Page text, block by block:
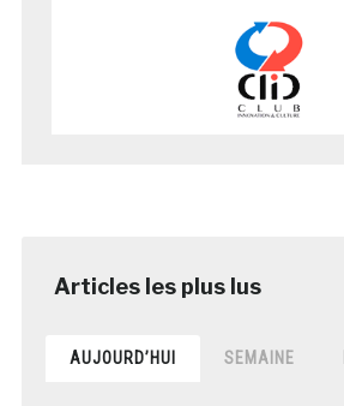
AUJOURD’HUI SEMAINE